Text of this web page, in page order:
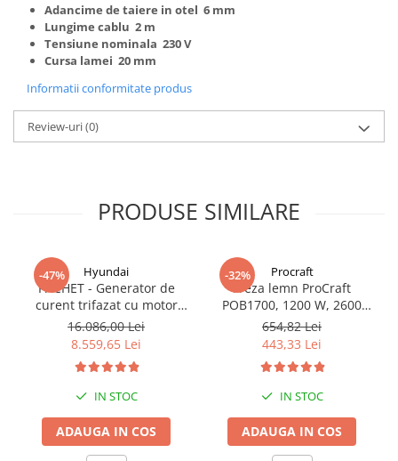
Televizoare
Adancime de taiere in otel 6 mm
Lungime cablu 2 m
Tensiune nominala 230 V
Cursa lamei 20 mm
Informatii conformitate produs
Review-uri(0)
PRODUSE SIMILARE
-47% Hyundai
PACHET - Generator de
curent trifazat cu motor
diesel Hyundai DHY8600SE-
T, putere motor 12 CP,
Putere maxima 7.9 kVA,
tensiune 380 / 220 V +
Automatizare trifazata
ATS12-3P
16.086,00 Lei
8.559,65 Lei
IN STOC
ADAUGA IN COS
-32% Procraft
Freza lemn ProCraft
POB1700, 1200 W, 2600
Rpm cu 12 freze pentru
lemn incluse in pachet
654,82 Lei
443,33 Lei
IN STOC
ADAUGA IN COS